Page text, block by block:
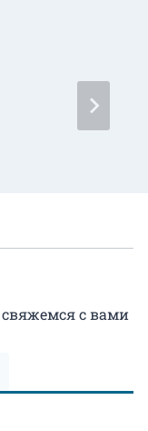
с вами